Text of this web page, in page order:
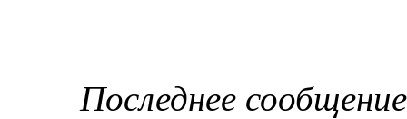
Последнее сообщение